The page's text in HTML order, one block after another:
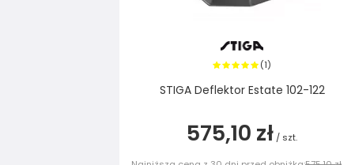
(1)
STIGA Deflektor Estate 102-122
575,10 zł / szt.